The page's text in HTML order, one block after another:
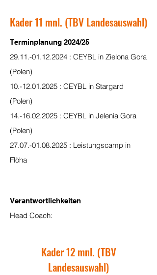
Kader 11 mnl. (TBV Landesauswahl)
Terminplanung 2024/25
29.11.-01.12.2024 : CEYBL in Zielona Gora
(Polen)
10.-12.01.2025 : CEYBL in Stargard
(Polen)
14.-16.02.2025 : CEYBL in Jelenia Gora
(Polen)
27.07.-01.08.2025 : Leistungscamp in
Flöha
Verantwortlichkeiten
Head Coach:
Kader 12 mnl. (TBV
Landesauswahl)